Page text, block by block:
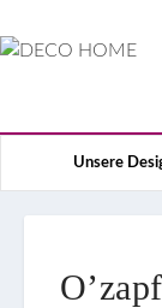
Unsere